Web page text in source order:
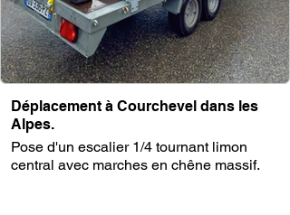
Déplacement à Courchevel dans les
Alpes.
Pose d'un escalier 1/4 tournant limon
central avec marches en chêne massif.